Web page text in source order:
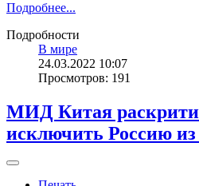
Подробнее...
Подробности
В мире
24.03.2022 10:07
Просмотров: 191
МИД Китая
исключить Россию из